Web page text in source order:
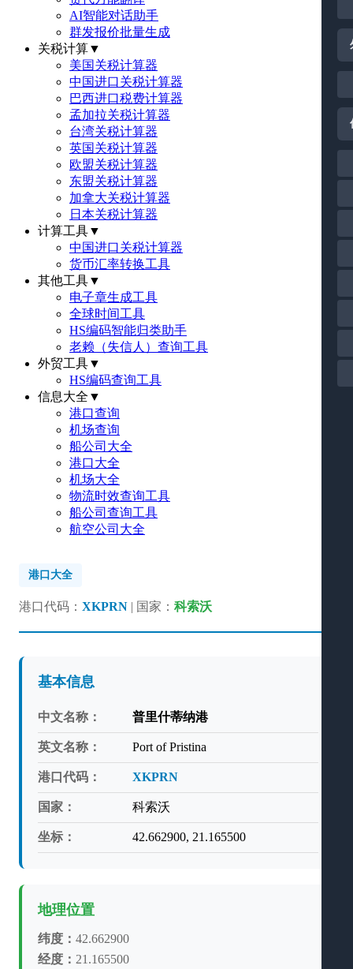
AI智能对话助手
群发报价批量生成
关税计算▼
美国关税计算器
中国进口关税计算器
巴西进口税费计算器
孟加拉关税计算器
台湾关税计算器
英国关税计算器
欧盟关税计算器
东盟关税计算器
加拿大关税计算器
日本关税计算器
计算工具▼
中国进口关税计算器
货币汇率转换工具
其他工具▼
电子章生成工具
全球时间工具
HS编码智能归类助手
老赖（失信人）查询工具
外贸工具▼
HS编码查询工具
信息大全 ▼
港口查询
机场查询
船公司大全
港口大全
机场大全
物流时效查询工具
船公司查询工具
航空公司大全
港口大全
港口代码： XKPRN | 国家： 科索沃
基本信息
中文名称： 普里什蒂纳港
英文名称： Port of Pristina
港口代码： XKPRN
国家： 科索沃
坐标： 42.662900, 21.165500
地理位置
纬度： 42.662900
经度： 21.165500